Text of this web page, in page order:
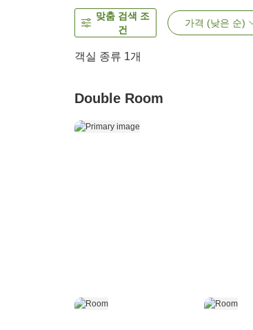
맞춤 검색 조
건
가격 (낮은 순)
객실 종류 1개
Double Room